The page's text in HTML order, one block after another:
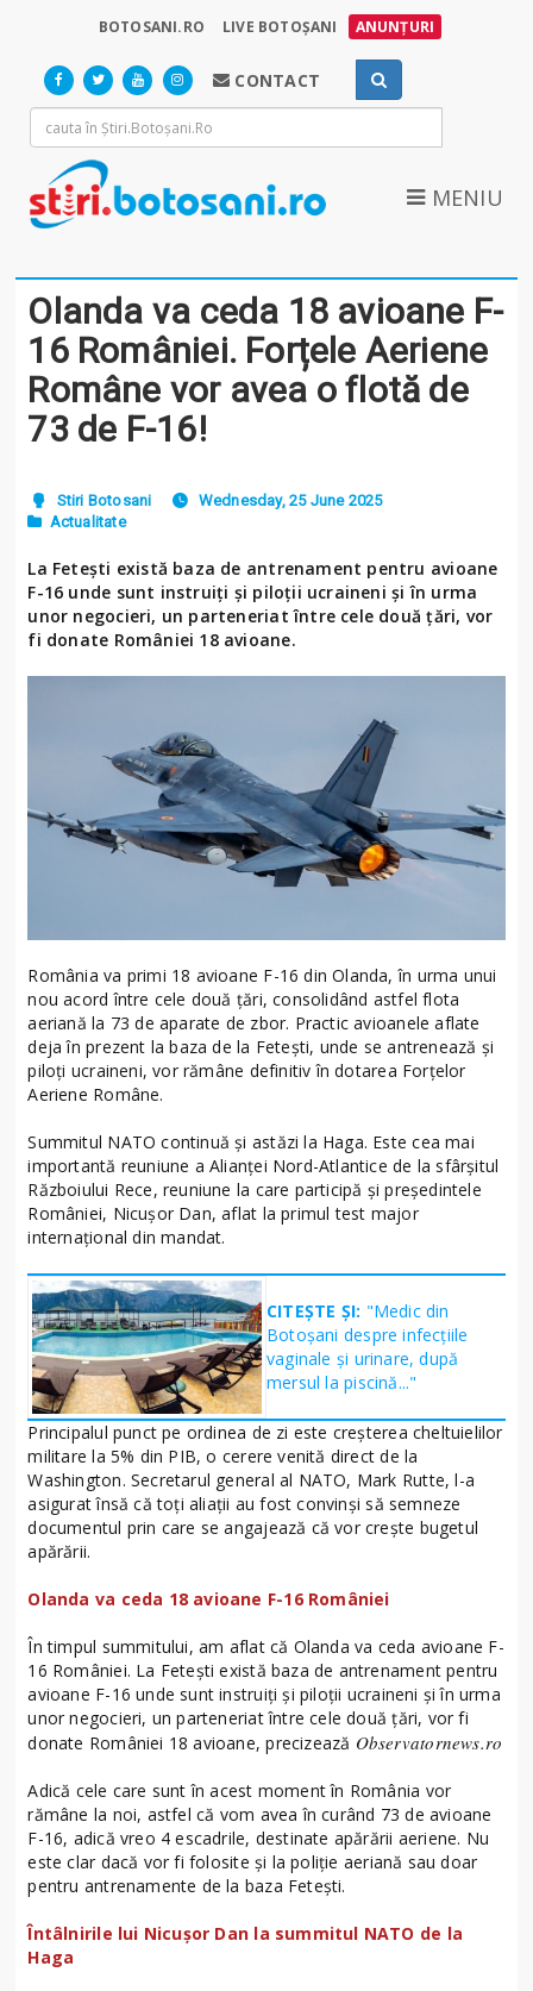
BOTOSANI.RO LIVE BOTOȘANI ANUNȚURI
CONTACT
MENIU
Olanda va ceda 18 avioane F-
16 României. Forțele Aeriene
Române vor avea o flotă de
73 de F-16!
Stiri Botosani
Wednesday, 25 June 2025
Actualitate
La Fetești există baza de antrenament pentru avioane
F-16 unde sunt instruiți și piloții ucraineni și în urma
unor negocieri, un parteneriat între cele două țări, vor
fi donate României 18 avioane.
România va primi 18 avioane F-16 din Olanda, în urma unui
nou acord între cele două țări, consolidând astfel flota
aeriană la 73 de aparate de zbor. Practic avioanele aflate
deja în prezent la baza de la Fetești, unde se antrenează și
piloți ucraineni, vor rămâne definitiv în dotarea Forțelor
Aeriene Române.
Summitul NATO continuă şi astăzi la Haga. Este cea mai
importantă reuniune a Alianţei Nord-Atlantice de la sfârşitul
Războiului Rece, reuniune la care participă şi președintele
României, Nicușor Dan, aflat la primul test major
internațional din mandat.
CITEȘTE ȘI: "Medic din
Botoșani despre infecțiile
vaginale și urinare, după
mersul la piscină..."
Principalul punct pe ordinea de zi este creşterea cheltuielilor
militare la 5% din PIB, o cerere venită direct de la
Washington. Secretarul general al NATO, Mark Rutte, l-a
asigurat însă că toți aliații au fost convinși să semneze
documentul prin care se angajează că vor crește bugetul
apărării.
Olanda va ceda 18 avioane F-16 României
În timpul summitului, am aflat că Olanda va ceda avioane F-
16 României. La Fetești există baza de antrenament pentru
avioane F-16 unde sunt instruiți și piloții ucraineni și în urma
unor negocieri, un parteneriat între cele două țări, vor fi
donate României 18 avioane, precizează Observatornews.ro
Adică cele care sunt în acest moment în România vor
rămâne la noi, astfel că vom avea în curând 73 de avioane
F-16, adică vreo 4 escadrile, destinate apărării aeriene. Nu
este clar dacă vor fi folosite și la poliție aeriană sau doar
pentru antrenamente de la baza Fetești.
Întâlnirile lui Nicuşor Dan la summitul NATO de la
Haga